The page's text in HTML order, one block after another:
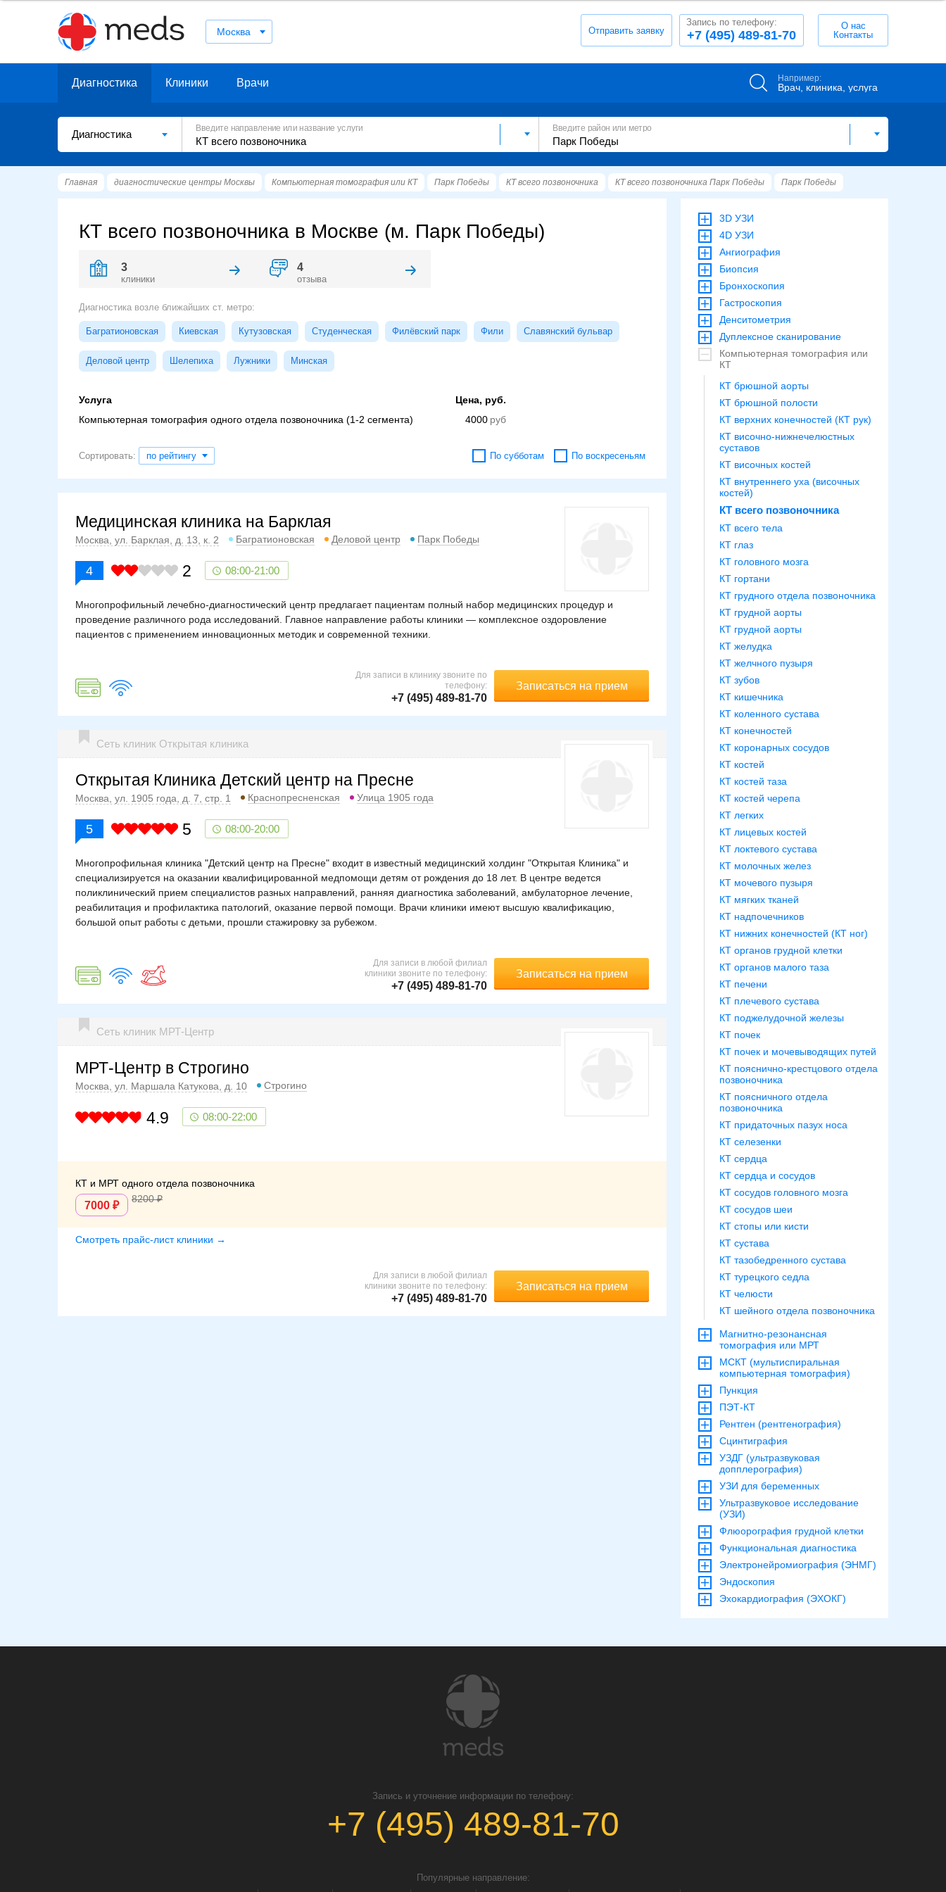
Москва Отправить заявку +7 (495) 489-81-70
Запись по телефону:
О нас
Контакты
Диагностика Клиники Врачи Например:
Врач, клиника, услуга
Диагностика
Введите направление или название услуги Введите район или метро
Главная диагностические центры Москвы Компьютерная томография или КТ Парк Победы КТ всего позвоночника КТ всего позвоночника Парк Победы Парк Победы
КТ всего позвоночника в Москве (м. Парк Победы)
3
клиники
4
отзыва
Диагностика возле ближайших ст. метро:
Багратионовская Киевская Кутузовская Студенческая Филёвский парк Фили Славянский бульвар
Деловой центр Шелепиха Лужники Минская
Услуга
Цена, руб.
Компьютерная томография одного отдела позвоночника (1-2 сегмента)
4000
Сортировать: по рейтингу По субботам По воскресеньям
Медицинская клиника на Барклая
Москва, ул. Барклая, д. 13, к. 2 Багратионовская Деловой центр Парк Победы
4 2 08:00-21:00
Многопрофильный лечебно-диагностический центр предлагает пациентам полный набор медицинских процедур и
проведение различного рода исследований. Главное направление работы клиники — комплексное оздоровление
пациентов с применением инновационных методик и современной техники.
Записаться на прием
Для записи в клинику звоните по
телефону:
+7 (495) 489-81-70
Сеть клиник Открытая клиника
Открытая Клиника Детский центр на Пресне
Москва, ул. 1905 года, д. 7, стр. 1 Краснопресненская Улица 1905 года
5 5 08:00-20:00
Многопрофильная клиника "Детский центр на Пресне" входит в известный медицинский холдинг "Открытая Клиника" и
специализируется на оказании квалифицированной медпомощи детям от рождения до 18 лет. В центре ведется
поликлинический прием специалистов разных направлений, ранняя диагностика заболеваний, амбулаторное лечение,
реабилитация и профилактика патологий, оказание первой помощи. Врачи клиники имеют высшую квалификацию,
большой опыт работы с детьми, прошли стажировку за рубежом.
Записаться на прием
Для записи в любой филиал
клиники звоните по телефону:
+7 (495) 489-81-70
Сеть клиник МРТ-Центр
МРТ-Центр в Строгино
Москва, ул. Маршала Катукова, д. 10 Строгино
4.9 08:00-22:00
КТ и МРТ одного отдела позвоночника
7000
8200
Смотреть прайс-лист клиники →
Записаться на прием
Для записи в любой филиал
клиники звоните по телефону:
+7 (495) 489-81-70
3D УЗИ
4D УЗИ
Ангиография
Биопсия
Бронхоскопия
Гастроскопия
Денситометрия
Дуплексное сканирование
Компьютерная томография или
КТ
КТ брюшной аорты
КТ брюшной полости
КТ верхних конечностей (КТ рук)
КТ височно-нижнечелюстных
суставов
КТ височных костей
КТ внутреннего уха (височных
костей)
КТ всего позвоночника
КТ всего тела
КТ глаз
КТ головного мозга
КТ гортани
КТ грудного отдела позвоночника
КТ грудной аорты
КТ грудной аорты
КТ желудка
КТ желчного пузыря
КТ зубов
КТ кишечника
КТ коленного сустава
КТ конечностей
КТ коронарных сосудов
КТ костей
КТ костей таза
КТ костей черепа
КТ легких
КТ лицевых костей
КТ локтевого сустава
КТ молочных желез
КТ мочевого пузыря
КТ мягких тканей
КТ надпочечников
КТ нижних конечностей (КТ ног)
КТ органов грудной клетки
КТ органов малого таза
КТ печени
КТ плечевого сустава
КТ поджелудочной железы
КТ почек
КТ почек и мочевыводящих путей
КТ пояснично-крестцового отдела
позвоночника
КТ поясничного отдела
позвоночника
КТ придаточных пазух носа
КТ селезенки
КТ сердца
КТ сердца и сосудов
КТ сосудов головного мозга
КТ сосудов шеи
КТ стопы или кисти
КТ сустава
КТ тазобедренного сустава
КТ турецкого седла
КТ челюсти
КТ шейного отдела позвоночника
Магнитно-резонансная
томография или МРТ
МСКТ (мультиспиральная
компьютерная томография)
Пункция
ПЭТ-КТ
Рентген (рентгенография)
Сцинтиграфия
УЗДГ (ультразвуковая
допплерография)
УЗИ для беременных
Ультразвуковое исследование
(УЗИ)
Флюорография грудной клетки
Функциональная диагностика
Электронейромиография (ЭНМГ)
Эндоскопия
Эхокардиография (ЭХОКГ)
Запись и уточнение информации по телефону:
+7 (495) 489-81-70
Популярные направление: